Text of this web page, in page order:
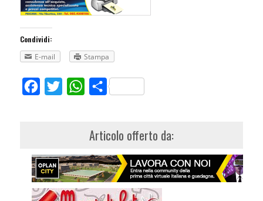
Condividi:
E-mail
Stampa
FacebookTwitterWhatsApp
Share
Articolo offerto da: